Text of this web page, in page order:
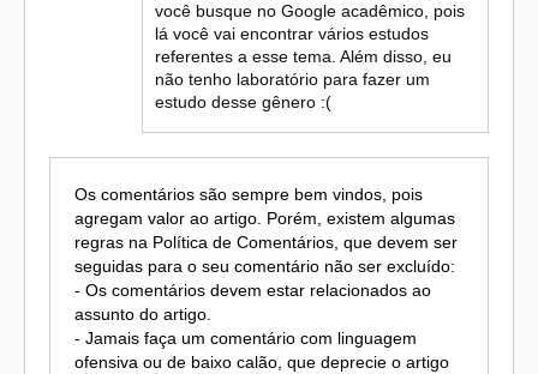
você busque no Google acadêmico, pois
lá você vai encontrar vários estudos
referentes a esse tema. Além disso, eu
não tenho laboratório para fazer um
estudo desse gênero :(
Os comentários são sempre bem vindos, pois
agregam valor ao artigo. Porém, existem algumas
regras na Política de Comentários, que devem ser
seguidas para o seu comentário não ser excluído:
- Os comentários devem estar relacionados ao
assunto do artigo.
- Jamais faça um comentário com linguagem
ofensiva ou de baixo calão, que deprecie o artigo